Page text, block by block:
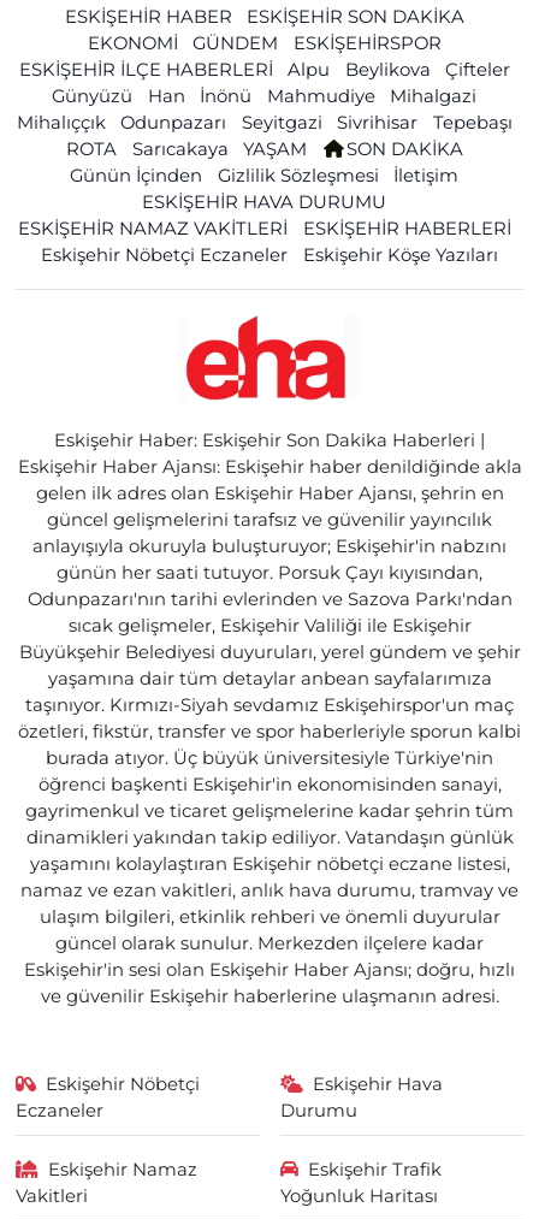
ESKİŞEHİR HABER
ESKİŞEHİR SON DAKİKA
EKONOMİ
GÜNDEM
ESKİŞEHİRSPOR
ESKİŞEHİR İLÇE HABERLERİ
Alpu Beylikova
Çifteler
Günyüzü
Han İnönü Mahmudiye
Mihalgazi
Mihalıççık
Odunpazarı Seyitgazi Sivrihisar
Tepebaşı
ROTA
Sarıcakaya YAŞAM
SON DAKİKA
Günün İçinden
Gizlilik Sözleşmesi
İletişim
ESKİŞEHİR HAVA DURUMU
ESKİŞEHİR NAMAZ VAKİTLERİ
ESKİŞEHİR HABERLERİ
Eskişehir Nöbetçi Eczaneler
Eskişehir Köşe Yazıları
Eskişehir Haber: Eskişehir Son Dakika Haberleri |
Eskişehir Haber Ajansı: Eskişehir haber denildiğinde akla
gelen ilk adres olan Eskişehir Haber Ajansı, şehrin en
güncel gelişmelerini tarafsız ve güvenilir yayıncılık
anlayışıyla okuruyla buluşturuyor; Eskişehir'in nabzını
günün her saati tutuyor. Porsuk Çayı kıyısından,
Odunpazarı'nın tarihi evlerinden ve Sazova Parkı'ndan
sıcak gelişmeler, Eskişehir Valiliği ile Eskişehir
Büyükşehir Belediyesi duyuruları, yerel gündem ve şehir
yaşamına dair tüm detaylar anbean sayfalarımıza
taşınıyor. Kırmızı-Siyah sevdamız Eskişehirspor'un maç
özetleri, fikstür, transfer ve spor haberleriyle sporun kalbi
burada atıyor. Üç büyük üniversitesiyle Türkiye'nin
öğrenci başkenti Eskişehir'in ekonomisinden sanayi,
gayrimenkul ve ticaret gelişmelerine kadar şehrin tüm
dinamikleri yakından takip ediliyor. Vatandaşın günlük
yaşamını kolaylaştıran Eskişehir nöbetçi eczane listesi,
namaz ve ezan vakitleri, anlık hava durumu, tramvay ve
ulaşım bilgileri, etkinlik rehberi ve önemli duyurular
güncel olarak sunulur. Merkezden ilçelere kadar
Eskişehir'in sesi olan Eskişehir Haber Ajansı; doğru, hızlı
ve güvenilir Eskişehir haberlerine ulaşmanın adresi.
Eskişehir Nöbetçi
Eczaneler
Eskişehir Hava
Durumu
Eskişehir Namaz
Vakitleri
Eskişehir Trafik
Yoğunluk Haritası